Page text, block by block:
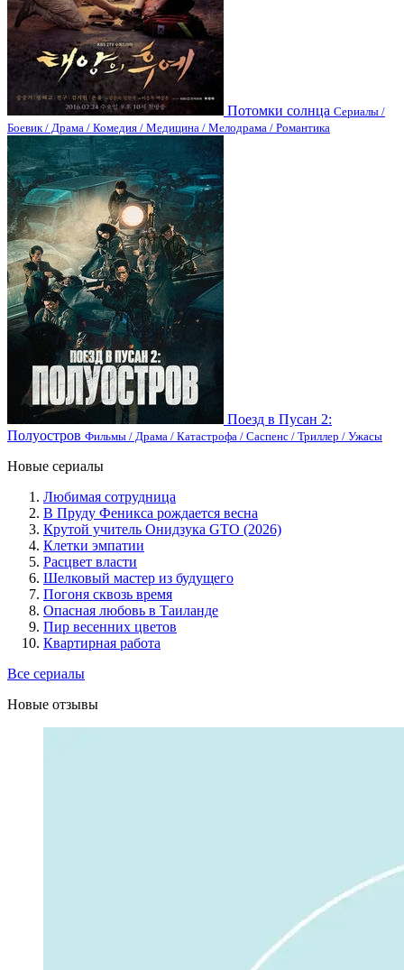
Потомки солнца Сериалы /
Боевик / Драма / Комедия / Медицина / Мелодрама / Романтика
Поезд в Пусан 2:
Полуостров Фильмы / Драма / Катастрофа / Саспенс / Триллер / Ужасы
Новые сериалы
Любимая сотрудница
В Пруду Феникса рождается весна
Крутой учитель Онидзука GTO (2026)
Клетки эмпатии
Расцвет власти
Шелковый мастер из будущего
Погоня сквозь время
Опасная любовь в Таиланде
Пир весенних цветов
Квартирная работа
Все сериалы
Новые отзывы